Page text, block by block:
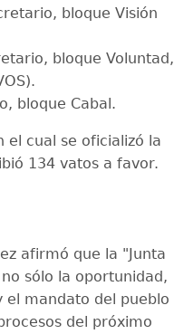
bloque Visión
bloque Voluntad,
bloque Cabal.
el cual se oficializó la
134 vatos a favor.
afirmó que la "Junta
sólo la oportunidad,
el mandato del pueblo
del próximo